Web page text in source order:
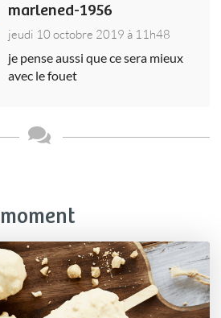
marlened-1956
jeudi 10 octobre 2019 à 11h48
je pense aussi que ce sera mieux
avec le fouet